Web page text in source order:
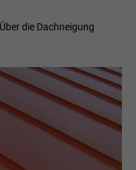
Über die Dachneigung